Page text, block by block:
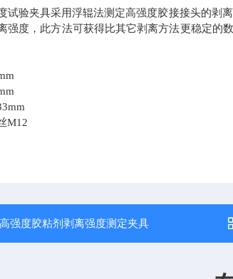
试验夹具采用浮辊法测定高强度胶接接头的剥
强度，此方法可获得比其它剥离方法更稳定的
M12
高强度胶粘剂剥离强度测定夹具